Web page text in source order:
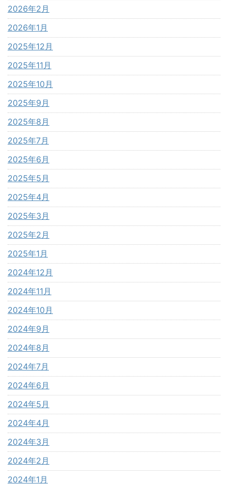
2026年2月
2026年1月
2025年12月
2025年11月
2025年10月
2025年9月
2025年8月
2025年7月
2025年6月
2025年5月
2025年4月
2025年3月
2025年2月
2025年1月
2024年12月
2024年11月
2024年10月
2024年9月
2024年8月
2024年7月
2024年6月
2024年5月
2024年4月
2024年3月
2024年2月
2024年1月